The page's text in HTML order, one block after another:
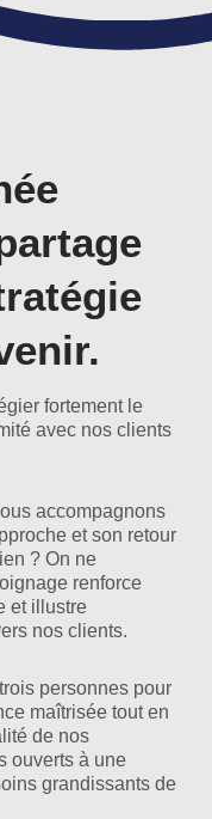
fortement le
avec nos clients
accompagnons
et son retour
? On ne
renforce
et illustre
nos clients.
personnes pour
maîtrisée tout en
de nos
ouverts à une
grandissants de